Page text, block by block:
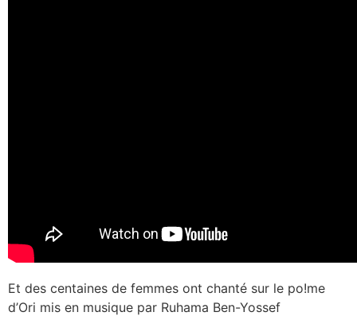
Et des centaines de femmes ont chanté sur le po!me
d’Ori mis en musique par Ruhama Ben-Yossef